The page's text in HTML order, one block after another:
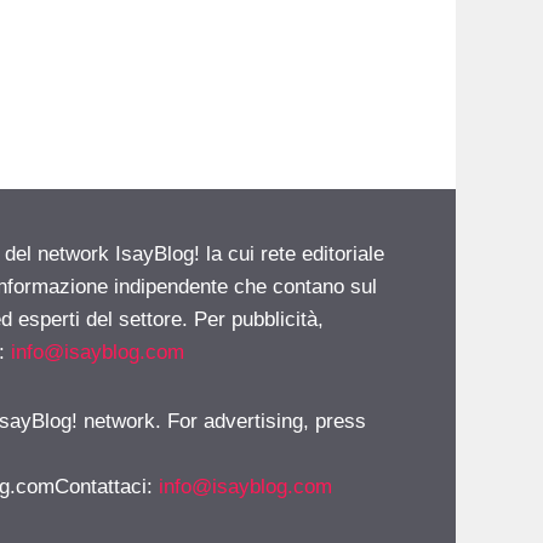
del network IsayBlog! la cui rete editoriale
indipendente che contano sul
esperti del settore. Per pubblicità,
info@isayblog.com
network. For advertising, press
: info@isayblog.com